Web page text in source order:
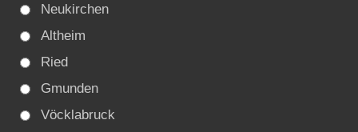
Neukirchen
Altheim
Ried
Gmunden
Vöcklabruck